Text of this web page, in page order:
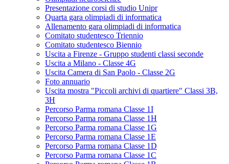
Presentazione corsi di studio Unipr
Quarta gara olimpiadi di informatica
Allenamento gara olimpiadi di informatica
Comitato studentesco Triennio
Comitato studentesco Biennio
Uscita a Firenze - Gruppo studenti classi seconde
Uscita a Milano - Classe 4G
Uscita Camera di San Paolo - Classe 2G
Foto annuario
Uscita mostra "Piccoli archivi di quartiere" Classi 3B,
3H
Percorso Parma romana Classe 1I
Percorso Parma romana Classe 1H
Percorso Parma romana Classe 1G
Percorso Parma romana Classe 1E
Percorso Parma romana Classe 1D
Percorso Parma romana Classe 1C